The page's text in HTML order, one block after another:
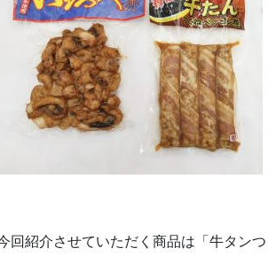
回紹介させていただく商品は「牛タン